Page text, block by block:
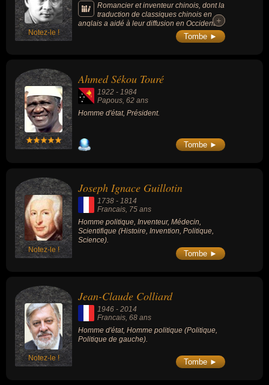
Notez-le !
Romancier et inventeur chinois, dont la
traduction de classiques chinois en
anglais a aidé à leur diffusion en Occident. Il
travaille sur la romanisation du chinois, crée
un système d'indexation des caractères
Pékin » (1939) et il est l'auteur d'un
dictionnaire chinois-anglais, paru en 1972.
+
+
Tombe ►
Ahmed Sékou Touré
1922 - 1984
Papous, 62 ans
Homme d'état, Président.
Tombe ►
Notez-le !
Joseph Ignace Guillotin
1738 - 1814
Francais, 75 ans
Homme politique, Inventeur, Médecin,
Scientifique (Histoire, Invention, Politique,
Science).
Tombe ►
Notez-le !
Jean-Claude Colliard
1946 - 2014
Francais, 68 ans
Homme d'état, Homme politique (Politique,
Politique de gauche).
Tombe ►